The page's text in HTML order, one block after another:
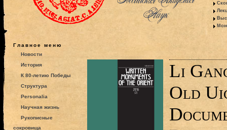
Главное меню
Новости
История
К 80-летию Победы
Структура
Personalia
Научная жизнь
Рукописные
сокровища
Li
Old